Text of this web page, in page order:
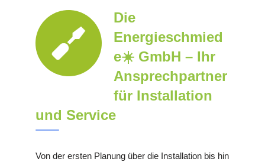
Die
Energieschmied
e☀️ GmbH – Ihr
Ansprechpartner
für Installation
und Service
Von der ersten Planung über die Installation bis hin